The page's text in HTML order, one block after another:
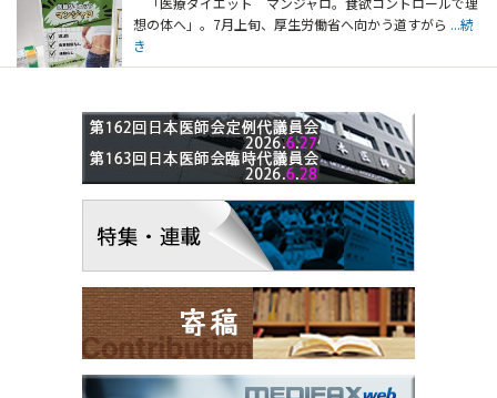
想の体へ」。7月上旬、厚生労働省へ向かう道すがら ...続
き